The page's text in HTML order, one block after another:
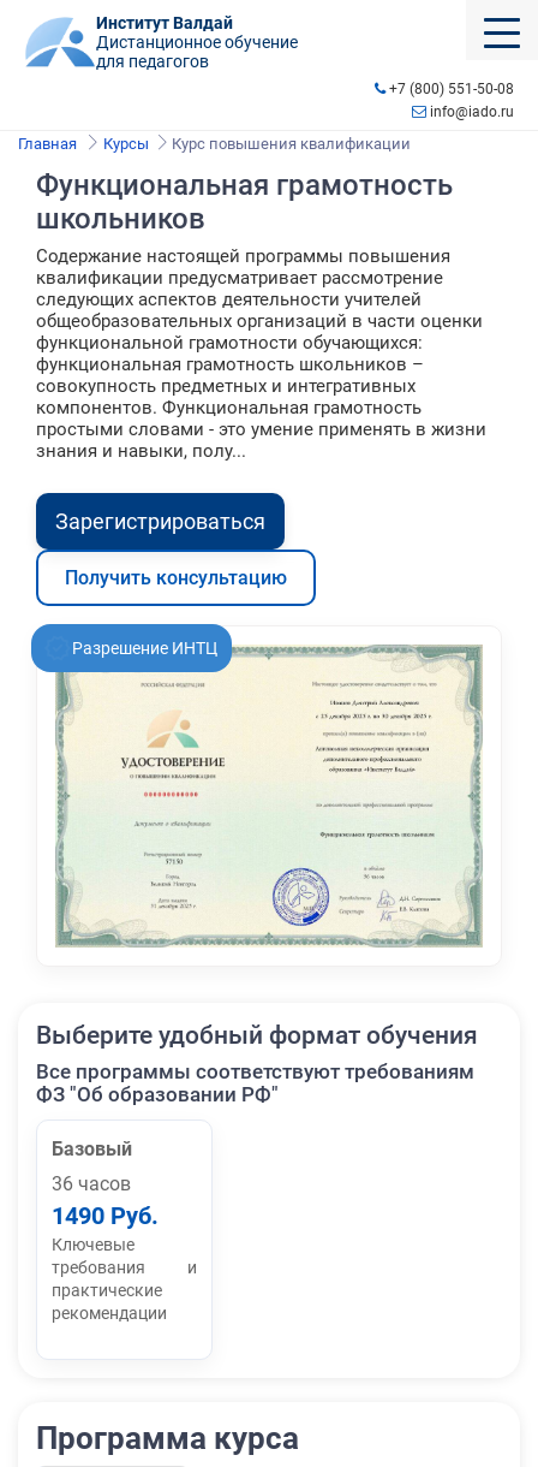
Институт Валдай
Дистанционное обучение
для педагогов
+7 (800) 551-50-08
info@iado.ru
Главная Курсы Курс повышения квалификации
Функциональная грамотность
школьников
Содержание настоящей программы повышения
квалификации предусматривает рассмотрение
следующих аспектов деятельности учителей
общеобразовательных организаций в части оценки
функциональной грамотности обучающихся:
функциональная грамотность школьников –
совокупность предметных и интегративных
компонентов. Функциональная грамотность
простыми словами - это умение применять в жизни
знания и навыки, полу...
Зарегистрироваться
Получить консультацию
Разрешение ИНТЦ
Выберите удобный формат обучения
Все программы соответствуют требованиям
ФЗ "Об образовании РФ"
Базовый
36 часов
1490 Руб.
Ключевые
требования и
практические
рекомендации
Программа курса